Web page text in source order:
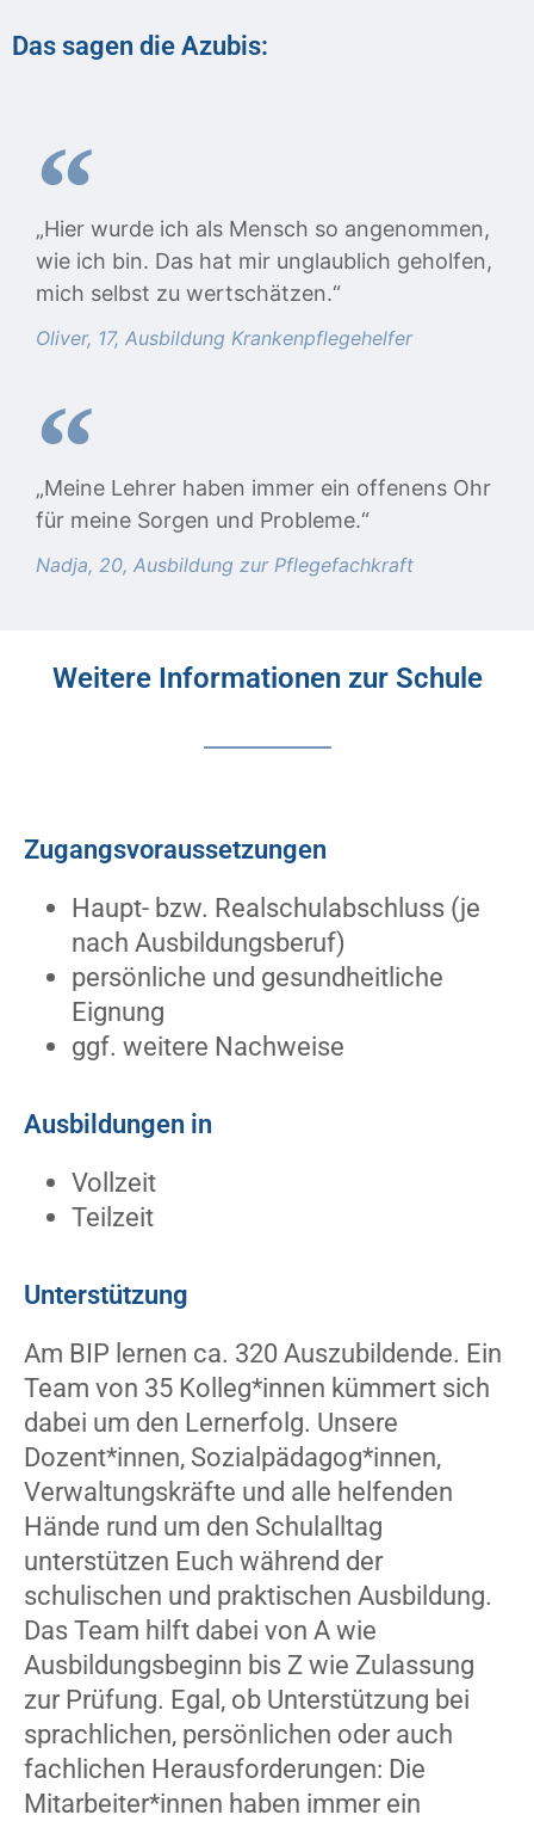
Das sagen die Azubis:
„Hier wurde ich als Mensch so angenommen,
wie ich bin. Das hat mir unglaublich geholfen,
mich selbst zu wertschätzen.“
Oliver, 17, Ausbildung Krankenpflegehelfer
„Meine Lehrer haben immer ein offenens Ohr
für meine Sorgen und Probleme.“
Nadja, 20, Ausbildung zur Pflegefachkraft
Weitere Informationen zur Schule
Zugangsvoraussetzungen
Haupt- bzw. Realschulabschluss (je
nach Ausbildungsberuf)
persönliche und gesundheitliche
Eignung
ggf. weitere Nachweise
Ausbildungen in
Vollzeit
Teilzeit
Unterstützung
Am BIP lernen ca. 320 Auszubildende. Ein
Team von 35 Kolleg*innen kümmert sich
dabei um den Lernerfolg. Unsere
Dozent*innen, Sozialpädagog*innen,
Verwaltungskräfte und alle helfenden
Hände rund um den Schulalltag
unterstützen Euch während der
schulischen und praktischen Ausbildung.
Das Team hilft dabei von A wie
Ausbildungsbeginn bis Z wie Zulassung
zur Prüfung. Egal, ob Unterstützung bei
sprachlichen, persönlichen oder auch
fachlichen Herausforderungen: Die
Mitarbeiter*innen haben immer ein